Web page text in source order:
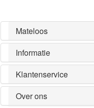
Mateloos
Informatie
Klantenservice
Over ons